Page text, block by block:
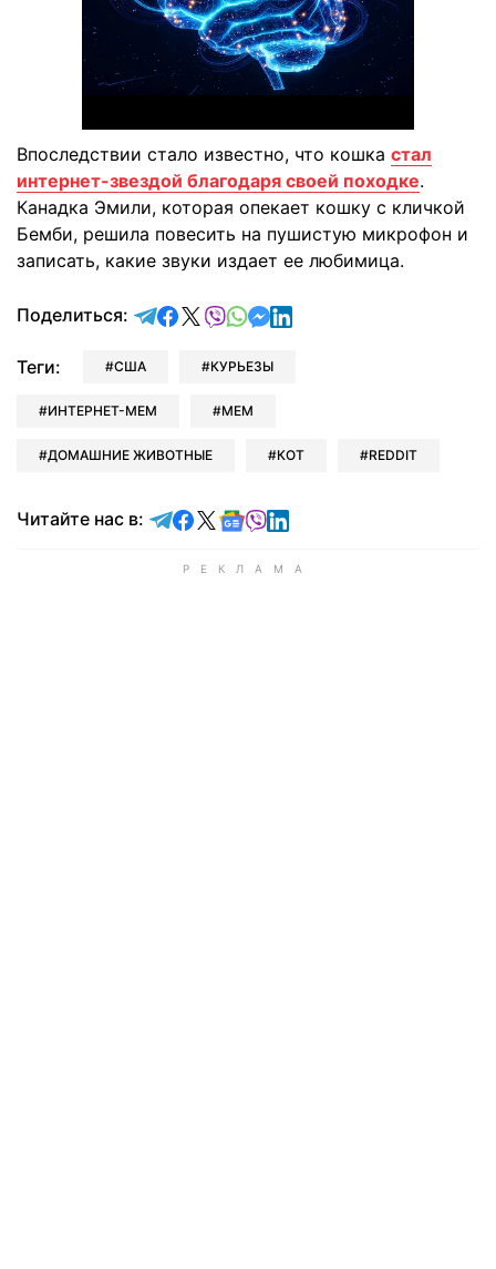
Впоследствии стало известно, что кошка стал
интернет-звездой благодаря своей походке.
Канадка Эмили, которая опекает кошку с кличкой
Бемби, решила повесить на пушистую микрофон и
записать, какие звуки издает ее любимица.
Поделиться: отправить в Telegram
поделиться в Facebook
поделиться в X
отправить в Viber
отправить в Whatsapp
отправить в Messenger
отправить в LinkedIn
Теги: США КУРЬЕЗЫ
ИНТЕРНЕТ-МЕМ МЕМ
ДОМАШНИЕ ЖИВОТНЫЕ КОТ REDDIT
Читайте нас в: Читайте в Telegram
Читайте в Facebook
Читайте в X
Читайте в Google news
Читайте в Viber
Читайте в LinkedIn